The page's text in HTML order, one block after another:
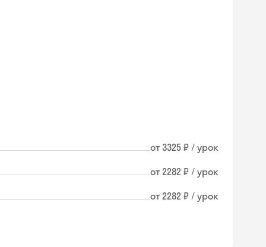
от 3325 ₽ / урок
от 2282 ₽ / урок
от 2282 ₽ / урок